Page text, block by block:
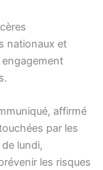
nationaux et
affirmé
par les
lundi,
les risques